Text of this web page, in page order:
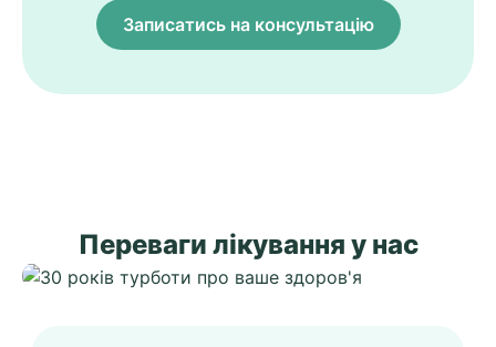
Записатись на консультацію
Переваги лікування у нас